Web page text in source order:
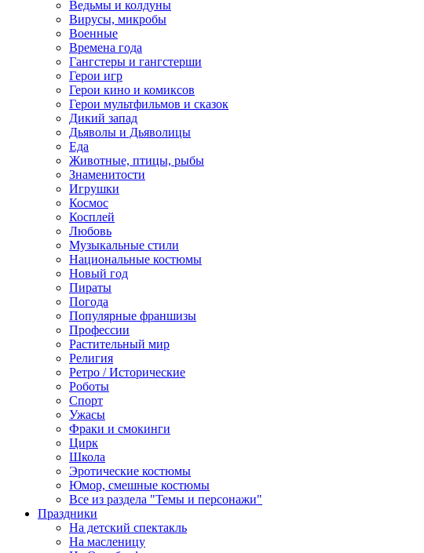
Ведьмы и колдуны
Вирусы, микробы
Военные
Времена года
Гангстеры и гангстерши
Герои игр
Герои кино и комиксов
Герои мультфильмов и сказок
Дикий запад
Дьяволы и Дьяволицы
Еда
Животные, птицы, рыбы
Знаменитости
Игрушки
Космос
Косплей
Любовь
Музыкальные стили
Национальные костюмы
Новый год
Пираты
Погода
Популярные франшизы
Профессии
Растительный мир
Религия
Ретро / Исторические
Роботы
Спорт
Ужасы
Фраки и смокинги
Цирк
Школа
Эротические костюмы
Юмор, смешные костюмы
Все из раздела "Темы и персонажи"
Праздники
На детский спектакль
На масленицу